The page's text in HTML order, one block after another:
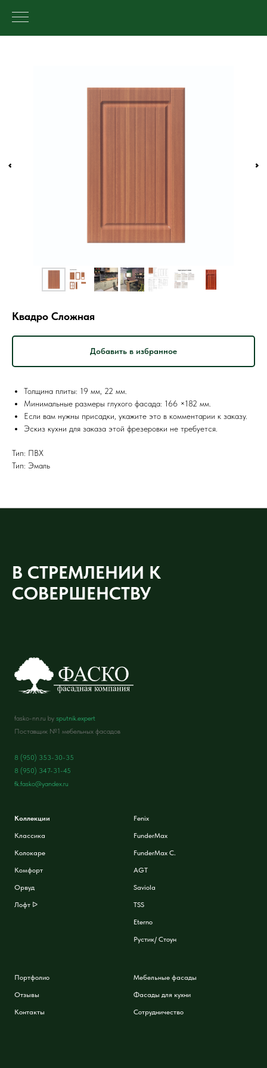
Квадро Сложная
Добавить в избранное
Толщина плиты: 19 мм, 22 мм.
Минимальные размеры глухого фасада: 166 ×182 мм.
Если вам нужны присадки, укажите это в комментарии к заказу.
Эскиз кухни для заказа этой фрезеровки не требуется.
Тип: ПВХ
Тип: Эмаль
В СТРЕМЛЕНИИ К
СОВЕРШЕНСТВУ
fasko-nn.ru by sputnik.expert
Поставщик №1 мебельных фасадов
8 (950) 353-30-35
8 (950) 347-31-45
fk.fasko@yandex.ru
Коллекции
Классика
Колокаре
Комфорт
Орвуд
Лофт ᐅ
Fenix
FunderMax
FunderMax C.
AGT
Saviola
TSS
Eterno
Рустик/ Стоун
Портфолио
Отзывы
Контакты
Мебельные фасады
Фасады для кухни
Сотрудничество